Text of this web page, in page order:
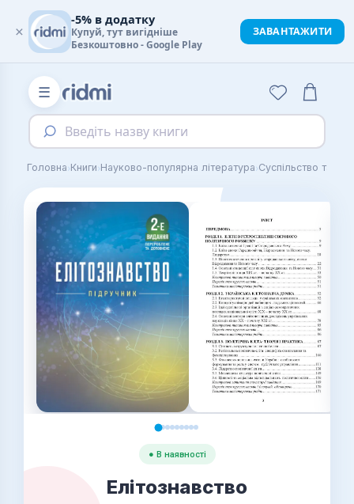
☰
Введіть назву книги
Головна›Книги›Науково-популярна література›Суспільство та
● В наявності
Елітознавство
×
-5% в додатку
Купуй, тут вигідніше
Безкоштовно - Google Play
ЗАВАНТАЖИТИ